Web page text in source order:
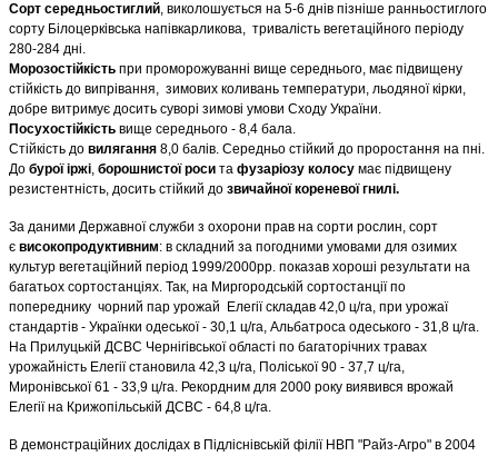
Сорт середньостиглий, виколошується на 5-6 днів пізніше ранньостиглого
сорту Білоцерківська напівкарликова, тривалість вегетаційного періоду
280-284 дні.
Морозостійкість при проморожуванні вище середнього, має підвищену
стійкість до випрівання, зимових коливань температури, льодяної кірки,
добре витримує досить суворі зимові умови Сходу України.
Посухостійкість вище середнього - 8,4 бала.
Стійкість до вилягання 8,0 балів. Середньо стійкий до проростання на пні.
До бурої іржі, борошнистої роси та фузаріозу колосу має підвищену
резистентність, досить стійкий до звичайної кореневої гнилі.
За даними Державної служби з охорони прав на сорти рослин, сорт
є високопродуктивним: в складний за погодними умовами для озимих
культур вегетаційний період 1999/2000рр. показав хороші результати на
багатьох сортостанціях. Так, на Миргородській сортостанції по
попереднику чорний пар урожай Елегії складав 42,0 ц/га, при урожаї
стандартів - Українки одеської - 30,1 ц/га, Альбатроса одеського - 31,8 ц/га.
На Прилуцькій ДСВС Чернігівської області по багаторічних травах
урожайність Елегії становила 42,3 ц/га, Поліської 90 - 37,7 ц/га,
Миронівської 61 - 33,9 ц/га. Рекордним для 2000 року виявився врожай
Елегії на Крижопільській ДСВС - 64,8 ц/га.
В демонстраційних дослідах в Підліснівській філії НВП "Райз-Агро" в 2004